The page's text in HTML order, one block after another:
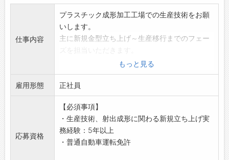
パニー・ワークライフバランスコース』に認証
されました！
今後もより働きやすい職場を目指しています◎
◆工場見学は随時実施◎
お気軽にご連絡ください
【職場】
・性別問わず活躍しています
・幅広い世代の社員が活躍中！
【会社設備】
・無料駐車場完備
・更衣室、個人ロッカー
・休憩室、レンジ
仕事内容
プラスチック成形加工工場での生産技術をお願
いします。
主に新規金型立ち上げ～生産移行までのフェー
【具体的な業務内容】
・お客様からの依頼受付
・金型の手配
・外注先との打ち合わせ
・図面チェック
・金型の寸法チェック
・金型の修正、チューニング
・量産に向けての動き
もっと見る
雇用形態 正社員
応募資格
【必須事項】
・生産技術、射出成形に関わる新規立ち上げ実
務経験：5年以上
・普通自動車運転免許